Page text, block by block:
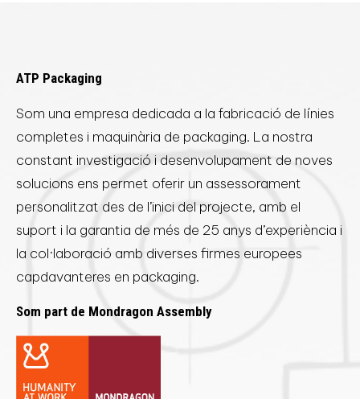
ATP Packaging
Som una empresa dedicada a la fabricació de línies
completes i maquinària de packaging. La nostra
constant investigació i desenvolupament de noves
solucions ens permet oferir un assessorament
personalitzat des de l’inici del projecte, amb el
suport i la garantia de més de 25 anys d’experiència i
la col·laboració amb diverses firmes europees
capdavanteres en packaging.
Som part de Mondragon Assembly